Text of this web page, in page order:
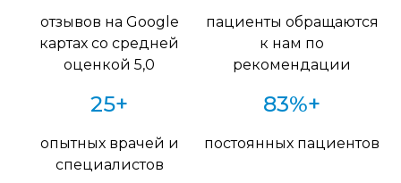
отзывов на Google
картах со средней
оценкой 5,0
пациенты обращаются
к нам по
рекомендации
25+
опытных врачей и
специалистов
83%+
постоянных пациентов